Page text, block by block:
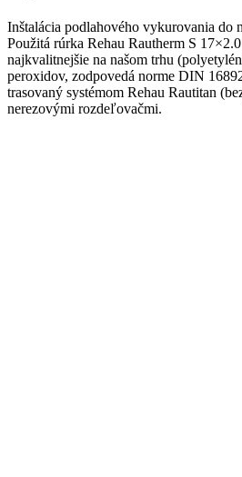
Inštalácia podlahového vykurovania do
Použitá rúrka Rehau Rautherm S
najkvalitnejšie na našom trhu
peroxidov, zodpovedá norme DIN
trasovaný systémom Rehau Rautitan
nerezovými rozdeľovačmi.